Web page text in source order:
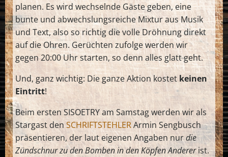
planen. Es wird wechselnde Gäste geben, eine
bunte und abwechslungsreiche Mixtur aus Musik
und Text, also so richtig die volle Dröhnung direkt
auf die Ohren. Gerüchten zufolge werden wir
gegen 20:00 Uhr starten, so denn alles glatt geht.
Und, ganz wichtig: Die ganze Aktion kostet keinen
Eintritt!
Beim ersten SISOETRY am Samstag werden wir als
Stargast den SCHRIFTSTEHLERArmin Sengbusch
präsentieren, der laut eigenen Angaben nurdie
Zündschnur zu den Bomben in den Köpfen Andererist.